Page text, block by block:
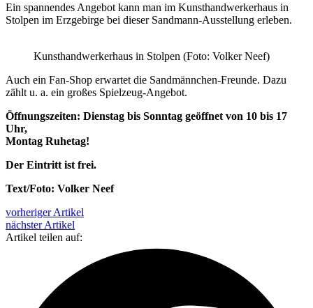
Ein spannendes Angebot kann man im Kunsthandwerkerhaus in
Stolpen im Erzgebirge bei dieser Sandmann-Ausstellung erleben.
Kunsthandwerkerhaus in Stolpen (Foto: Volker Neef)
Auch ein Fan-Shop erwartet die Sandmännchen-Freunde. Dazu
zählt u. a. ein großes Spielzeug-Angebot.
Öffnungszeiten: Dienstag bis Sonntag geöffnet von 10 bis 17
Uhr,
Montag Ruhetag!
Der Eintritt ist frei.
Text/Foto: Volker Neef
vorheriger Artikel
nächster Artikel
Artikel teilen auf: